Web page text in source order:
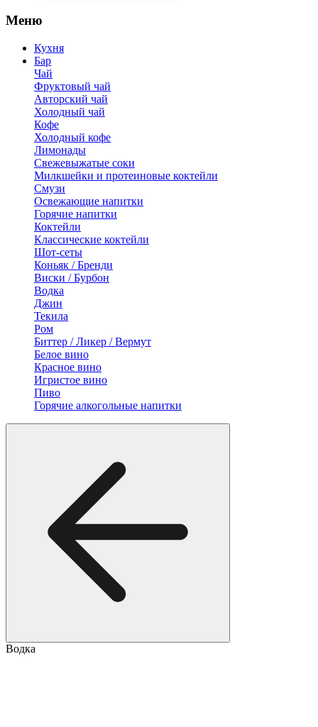
Меню
Кухня
Бар
Чай
Фруктовый чай
Авторский чай
Холодный чай
Кофе
Холодный кофе
Лимонады
Свежевыжатые соки
Милкшейки и протеиновые коктейли
Смузи
Освежающие напитки
Горячие напитки
Коктейли
Классические коктейли
Шот-сеты
Коньяк / Бренди
Виски / Бурбон
Водка
Джин
Текила
Ром
Биттер / Ликер / Вермут
Белое вино
Красное вино
Игристое вино
Пиво
Горячие алкогольные напитки
Водка